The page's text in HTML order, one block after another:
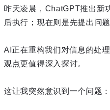
昨天凌晨，ChatGPT推出新
后执行；现在则是先提出问
AI正在重构我们对信息的处
观点更值得深入探讨。
这让我突然意识到一个问题